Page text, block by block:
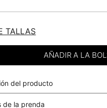
TALLAS
del producto
de la prenda